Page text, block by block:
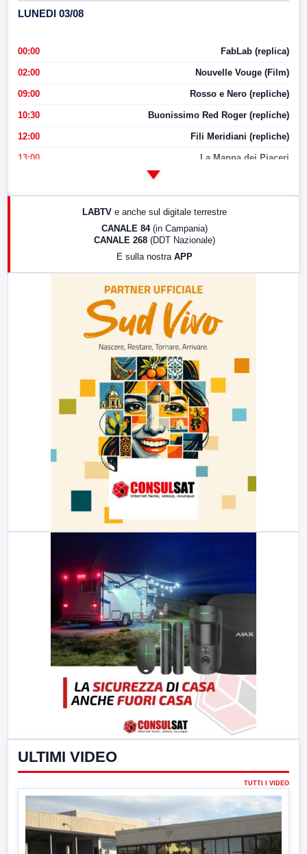
LUNEDI 03/08
00:00 FabLab (replica)
02:00 Nouvelle Vouge (Film)
09:00 Rosso e Nero (repliche)
10:30 Buonissimo Red Roger (repliche)
12:00 Fili Meridiani (repliche)
13:00 La Mappa dei Piaceri
17:00 LabNews (replica)
LABTV e anche sul digitale terrestre
CANALE 84 (in Campania)
CANALE 268 (DDT Nazionale)
E sulla nostra APP
ULTIMI VIDEO
TUTTI I VIDEO